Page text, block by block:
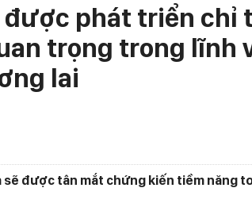
được phát triển chỉ
trọng trong lĩnh
lai
sẽ được tân mắt chứng kiến tiềm năng